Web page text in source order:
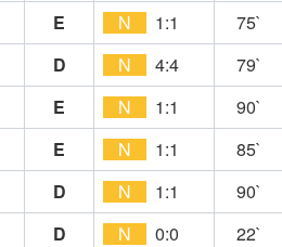
E N 1:1
75`
D N 4:4 79`
E N 1:1
90`
E N 1:1
85`
D N 1:1
90`
D N 0:0
22`